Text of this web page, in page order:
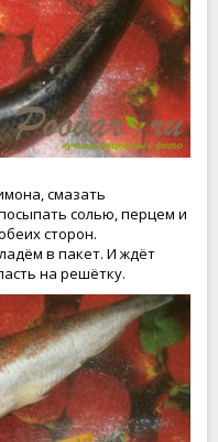
смазать
солью, перцем и
сторон.
в пакет. И ждёт
на решётку.